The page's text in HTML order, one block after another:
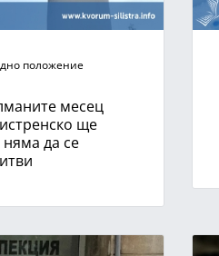
положение
месец
ще
да се